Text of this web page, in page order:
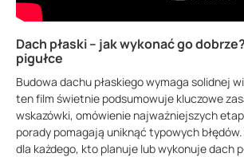
Dach płaski – jak wykonać go
pigułce
Budowa dachu płaskiego wymaga solidnej
ten film świetnie podsumowuje kluczowe
wskazówki, omówienie najważniejszych
porady pomagają uniknąć typowych
dla każdego, kto planuje lub wykonuje dach